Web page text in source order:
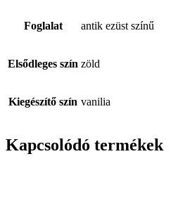
Foglalat antik ezüst színű
Elsődleges szín zöld
Kiegészítő szín vanilia
Kapcsolódó termékek